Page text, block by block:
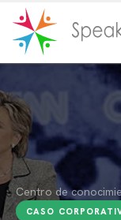
Ir al contenido
Centro de
CASO